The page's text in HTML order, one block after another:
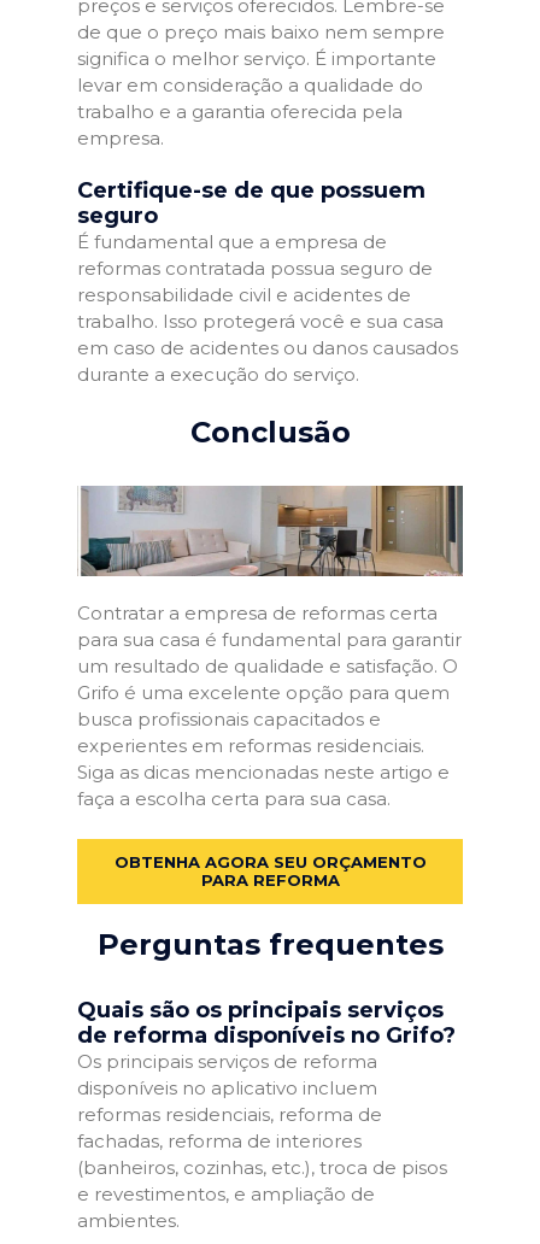
preços e serviços oferecidos. Lembre-se
de que o preço mais baixo nem sempre
significa o melhor serviço. É importante
levar em consideração a qualidade do
trabalho e a garantia oferecida pela
empresa.
Certifique-se de que possuem
seguro
É fundamental que a empresa de
reformas contratada possua seguro de
responsabilidade civil e acidentes de
trabalho. Isso protegerá você e sua casa
em caso de acidentes ou danos causados
durante a execução do serviço.
Conclusão
Contratar a empresa de reformas certa
para sua casa é fundamental para garantir
um resultado de qualidade e satisfação. O
Grifo é uma excelente opção para quem
busca profissionais capacitados e
experientes em reformas residenciais.
Siga as dicas mencionadas neste artigo e
faça a escolha certa para sua casa.
OBTENHA AGORA SEU ORÇAMENTO
PARA REFORMA
Perguntas frequentes
Quais são os principais serviços
de reforma disponíveis no Grifo?
Os principais serviços de reforma
disponíveis no aplicativo incluem
reformas residenciais, reforma de
fachadas, reforma de interiores
(banheiros, cozinhas, etc.), troca de pisos
e revestimentos, e ampliação de
ambientes.